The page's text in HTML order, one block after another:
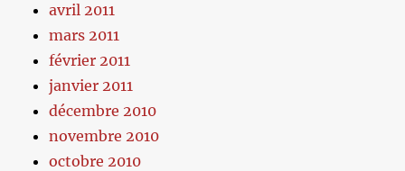
avril 2011
mars 2011
février 2011
janvier 2011
décembre 2010
novembre 2010
octobre 2010